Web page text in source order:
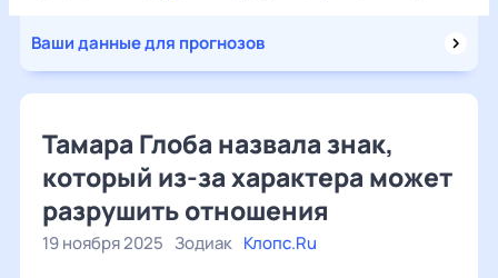
Ваши данные для прогнозов
Тамара Глоба назвала знак,
который из-за характера может
разрушить отношения
19 ноября 2025 Зодиак Клопс.Ru